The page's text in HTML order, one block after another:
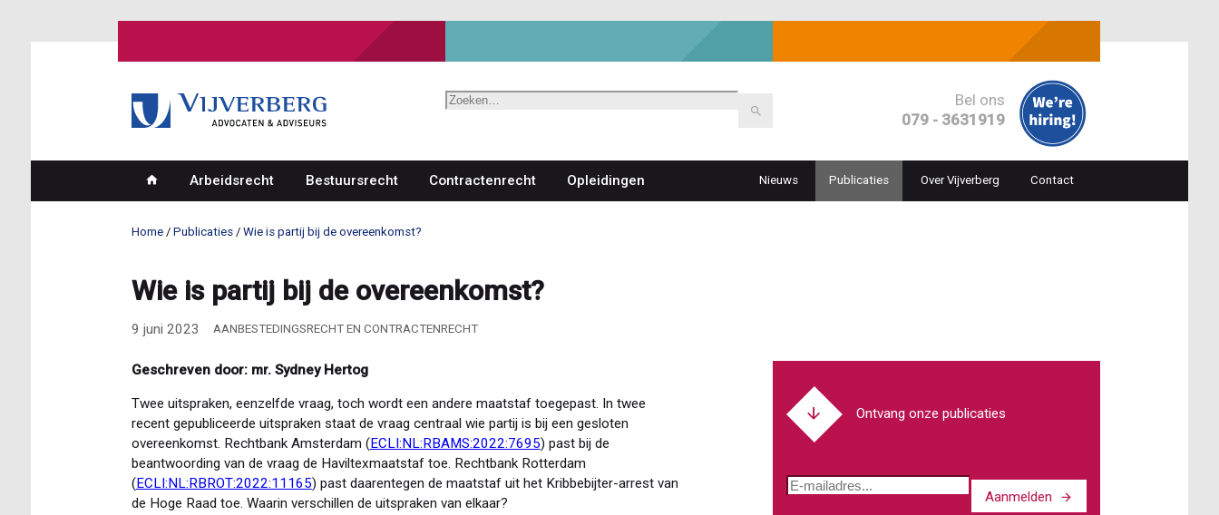
Zoeken
Bel ons
079 - 3631919
Hoofdnavigatie
Arbeidsrecht Bestuursrecht Contractenrecht Opleidingen
Top
navigation
Nieuws Publicaties Over Vijverberg Contact
Home Publicaties Wie is partij bij de overeenkomst?
Wie is partij bij de overeenkomst?
9 juni 2023 AANBESTEDINGSRECHT EN CONTRACTENRECHT
Geschreven door: mr. Sydney Hertog
Twee uitspraken, eenzelfde vraag, toch wordt een andere maatstaf toegepast. In twee
recent gepubliceerde uitspraken staat de vraag centraal wie partij is bij een gesloten
overeenkomst. Rechtbank Amsterdam (ECLI:NL:RBAMS:2022:7695) past bij de
beantwoording van de vraag de Haviltexmaatstaf toe. Rechtbank Rotterdam
(ECLI:NL:RBROT:2022:11165) past daarentegen de maatstaf uit het Kribbebijter-arrest van
de Hoge Raad toe. Waarin verschillen de uitspraken van elkaar?
Ontvang onze publicaties
E-
Aanmelden